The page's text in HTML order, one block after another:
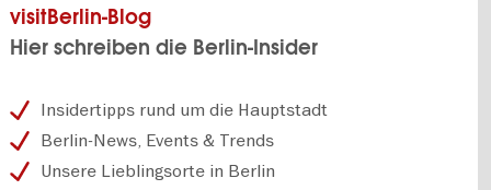
visitBerlin-Blog
Hier schreiben die Berlin-Insider
Insidertipps rund um die Hauptstadt
Berlin-News, Events & Trends
Unsere Lieblingsorte in Berlin